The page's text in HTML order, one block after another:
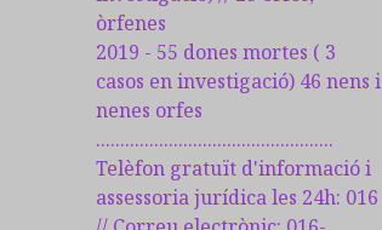
òrfenes
2019 - 55 dones mortes ( 3
casos en investigació) 46 nens i
nenes orfes
.................................................
Telèfon gratuït d'informació i
assessoria jurídica les 24h: 016